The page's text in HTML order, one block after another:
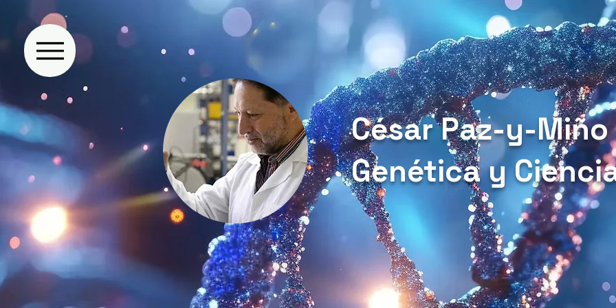
César Paz-y-Miño
Genética y